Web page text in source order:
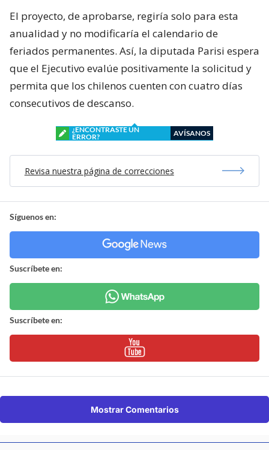
El proyecto, de aprobarse, regiría solo para esta
anualidad y no modificaría el calendario de
feriados permanentes. Así, la diputada Parisi espera
que el Ejecutivo evalúe positivamente la solicitud y
permita que los chilenos cuenten con cuatro días
consecutivos de descanso.
¿ENCONTRASTE UN
ERROR?
AVÍSANOS
Revisa nuestra página de correcciones
Síguenos en:
Suscríbete en:
Suscríbete en:
Mostrar Comentarios